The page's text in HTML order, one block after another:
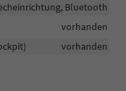
Bluetooth
vorhanden
vorhanden